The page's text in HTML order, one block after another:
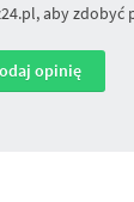
aby zdobyć
opinię